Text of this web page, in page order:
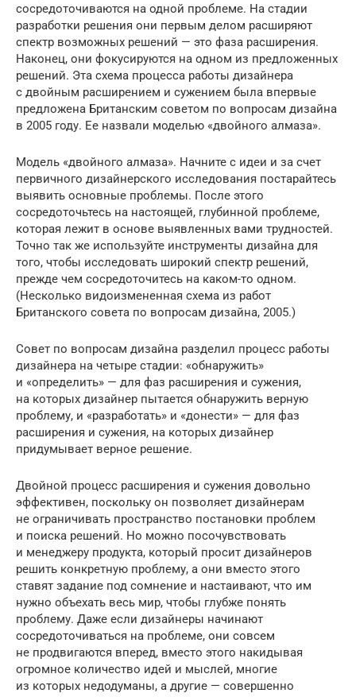
сосредоточиваются на одной проблеме. На стадии
разработки решения они первым делом расширяют
спектр возможных решений — это фаза расширения.
Наконец, они фокусируются на одном из предложенных
решений. Эта схема процесса работы дизайнера
с двойным расширением и сужением была впервые
предложена Британским советом по вопросам дизайна
в 2005 году. Ее назвали моделью «двойного алмаза».
Модель «двойного алмаза». Начните с идеи и за счет
первичного дизайнерского исследования постарайтесь
выявить основные проблемы. После этого
сосредоточьтесь на настоящей, глубинной проблеме,
которая лежит в основе выявленных вами трудностей.
Точно так же используйте инструменты дизайна для
того, чтобы исследовать широкий спектр решений,
прежде чем сосредоточитесь на каком-то одном.
(Несколько видоизмененная схема из работ
Британского совета по вопросам дизайна, 2005.)
Совет по вопросам дизайна разделил процесс работы
дизайнера на четыре стадии: «обнаружить»
и «определить» — для фаз расширения и сужения,
на которых дизайнер пытается обнаружить верную
проблему, и «разработать» и «донести» — для фаз
расширения и сужения, на которых дизайнер
придумывает верное решение.
Двойной процесс расширения и сужения довольно
эффективен, поскольку он позволяет дизайнерам
не ограничивать пространство постановки проблем
и поиска решений. Но можно посочувствовать
и менеджеру продукта, который просит дизайнеров
решить конкретную проблему, а они вместо этого
ставят задание под сомнение и настаивают, что им
нужно объехать весь мир, чтобы глубже понять
проблему. Даже если дизайнеры начинают
сосредоточиваться на проблеме, они совсем
не продвигаются вперед, вместо этого накидывая
огромное количество идей и мыслей, многие
из которых недодуманы, а другие — совершенно